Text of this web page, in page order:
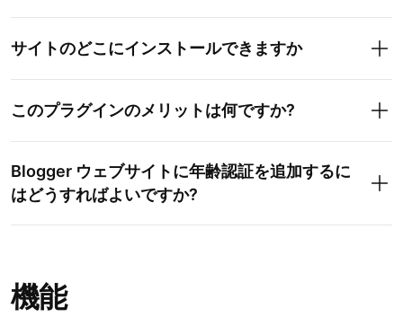
サイトのどこにインストールできますか
このプラグインのメリットは何ですか?
Blogger ウェブサイトに年齢認証を追加するに
はどうすればよいですか?
機能